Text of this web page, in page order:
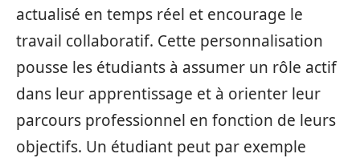
actualisé en temps réel et encourage le
travail collaboratif. Cette personnalisation
pousse les étudiants à assumer un rôle actif
dans leur apprentissage et à orienter leur
parcours professionnel en fonction de leurs
objectifs. Un étudiant peut par exemple